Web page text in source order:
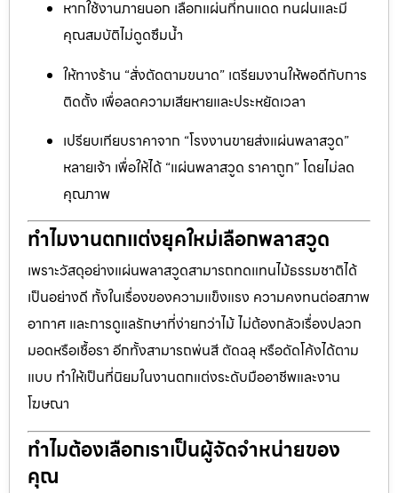
หากใช้งานภายนอก เลือกแผ่นที่ทนแดด ทนฝนและมี
คุณสมบัติไม่ดูดซึมน้ำ
ให้ทางร้าน “สั่งตัดตามขนาด” เตรียมงานให้พอดีกับการ
ติดตั้ง เพื่อลดความเสียหายและประหยัดเวลา
เปรียบเทียบราคาจาก “โรงงานขายส่งแผ่นพลาสวูด”
หลายเจ้า เพื่อให้ได้ “แผ่นพลาสวูด ราคาถูก” โดยไม่ลด
คุณภาพ
ทำไมงานตกแต่งยุคใหม่เลือกพลาสวูด
เพราะวัสดุอย่างแผ่นพลาสวูดสามารถทดแทนไม้ธรรมชาติได้
เป็นอย่างดี ทั้งในเรื่องของความแข็งแรง ความคงทนต่อสภาพ
อากาศ และการดูแลรักษาที่ง่ายกว่าไม้ ไม่ต้องกลัวเรื่องปลวก
มอดหรือเชื้อรา อีกทั้งสามารถพ่นสี ตัดฉลุ หรือดัดโค้งได้ตาม
แบบ ทำให้เป็นที่นิยมในงานตกแต่งระดับมืออาชีพและงาน
โฆษณา
ทำไมต้องเลือกเราเป็นผู้จัดจำหน่ายของ
คุณ